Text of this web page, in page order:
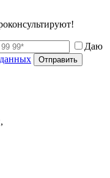
Даю
Отправить